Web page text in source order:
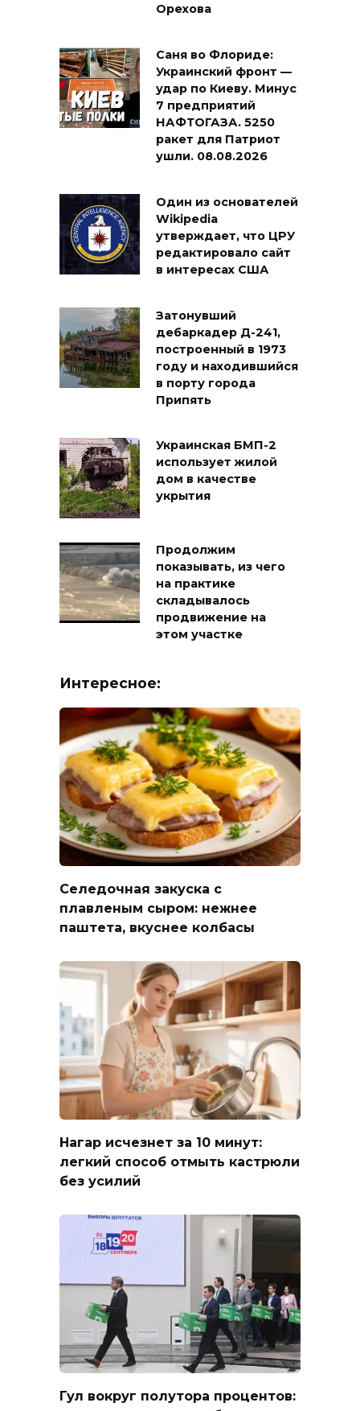
Орехова
Саня во Флориде:
Украинский фронт —
удар по Киеву. Минус
7 предприятий
НАФТОГАЗА. 5250
ракет для Патриот
ушли. 08.08.2026
Один из основателей
Wikipedia
утверждает, что ЦРУ
редактировало сайт
в интересах США
Затонувший
дебаркадер Д-241,
построенный в 1973
году и находившийся
в порту города
Припять
Украинская БМП-2
использует жилой
дом в качестве
укрытия
Продолжим
показывать, из чего
на практике
складывалось
продвижение на
этом участке
Интересное:
Селедочная закуска с
плавленым сыром: нежнее
паштета, вкуснее колбасы
Нагар исчезнет за 10 минут:
легкий способ отмыть кастрюли
без усилий
Гул вокруг полутора процентов: